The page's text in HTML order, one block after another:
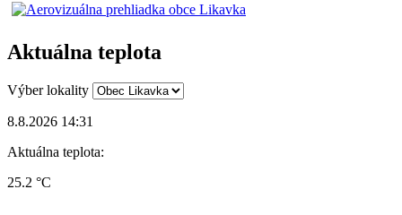
Aktuálna teplota
Výber lokality
8.8.2026 14:31
Aktuálna teplota:
25.2 °C